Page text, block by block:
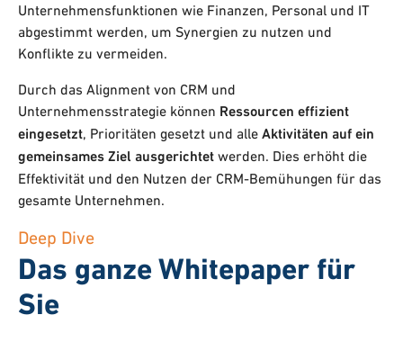
Unternehmensfunktionen wie Finanzen, Personal und IT
abgestimmt werden, um Synergien zu nutzen und
Konflikte zu vermeiden.
Durch das Alignment von CRM und
Unternehmensstrategie können Ressourcen effizient
eingesetzt, Prioritäten gesetzt und alle Aktivitäten auf ein
gemeinsames Ziel ausgerichtet werden. Dies erhöht die
Effektivität und den Nutzen der CRM-Bemühungen für das
gesamte Unternehmen.
Deep Dive
Das ganze Whitepaper für
Sie